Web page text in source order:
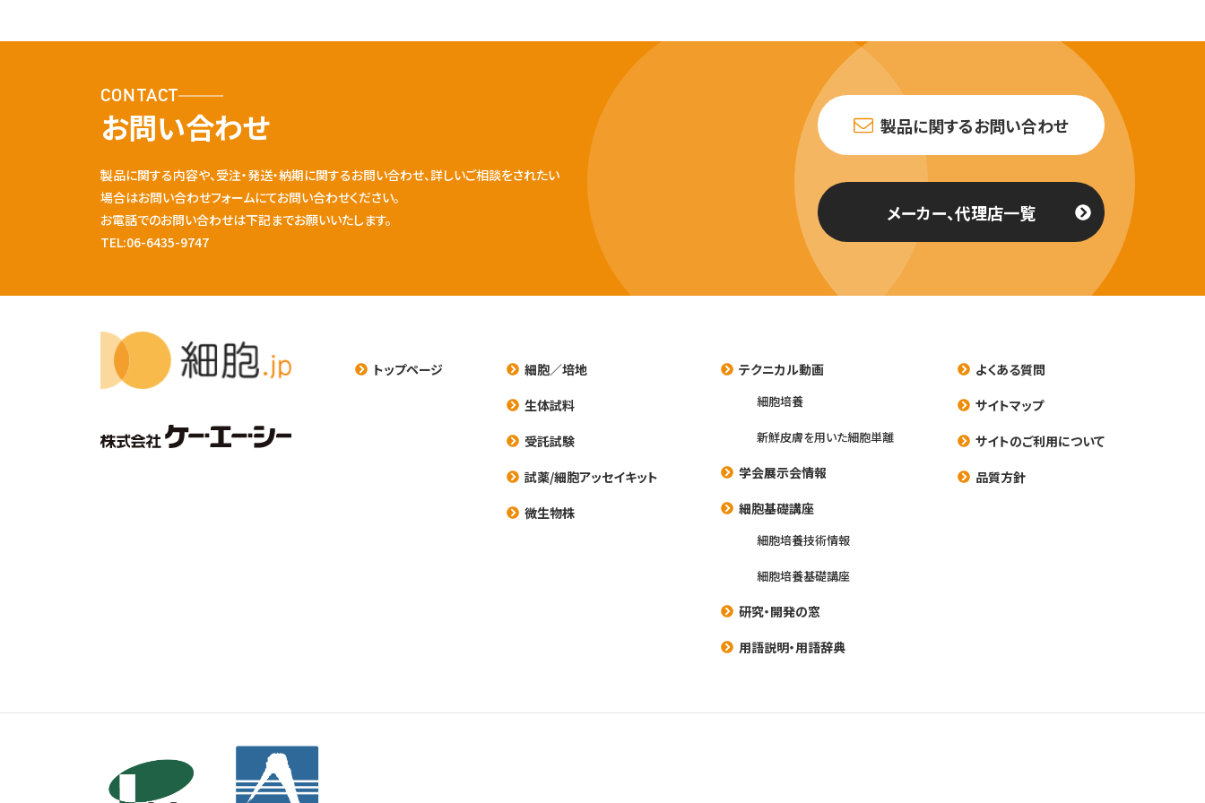
CONTACT
お問い合わせ
製品に関する内容や、受注・発送・納期に関するお問い合わせ、詳しいご相談をされたい
場合はお問い合わせフォームにてお問い合わせください。
お電話でのお問い合わせは下記までお願いいたします。
TEL:06-6435-9747
製品に関するお問い合わせ
メーカー、代理店一覧
トップページ
細胞／培地
生体試料
受託試験
試薬/細胞アッセイキット
微生物株
テクニカル動画
細胞培養
新鮮皮膚を用いた細胞単離
学会展示会情報
細胞基礎講座
細胞培養技術情報
細胞培養基礎講座
研究・開発の窓
用語説明・用語辞典
よくある質問
サイトマップ
サイトのご利用について
品質方針